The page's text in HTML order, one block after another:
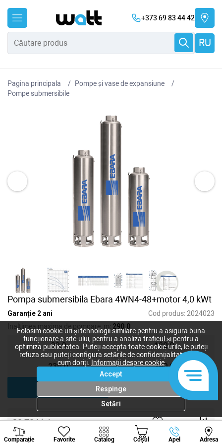
+373 69 83 44 42
RU
Pagina principala
Pompe și vase de expansiune
Pompe submersibile
Pompa submersibila Ebara 4WN4-48+motor 4,0 kWt
Garanție 2 ani Cod produs:2024023
Inaltimea maxima de pompare, m: 290,0
90,0 120,0
230,0 290,0
28 784lei
23 901 lei +
Comparație Favorite Catalog Coșul Apel Adresa
Viber Whatsapp
Folosim cookie-uri și tehnologii similare pentru a asigura buna
funcționare a site-ului, pentru a analiza traficul și pentru a
optimiza publicitatea. Puteți accepta toate cookie-urile, le puteți
refuza sau puteți configura setările de confidențialitate după
cum doriți.
Informații despre cookie
Accept
Respinge
Setări